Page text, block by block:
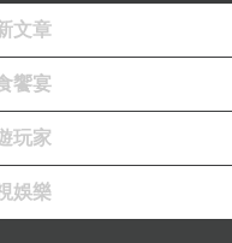
預測）\《大佛普拉
怪怪物！》杜篤之.
普拉斯》杜篤之.
文章
饗宴
玩家
娛樂